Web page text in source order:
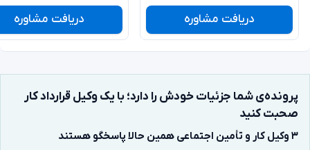
دریافت مشاوره دریافت مشاوره
پرونده‌ی شما جزئیات خودش را دارد؛ با یک وکیل قرارداد کار
صحبت کنید
۳ وکیل کار و تأمین اجتماعی همین حالا پاسخگو هستند